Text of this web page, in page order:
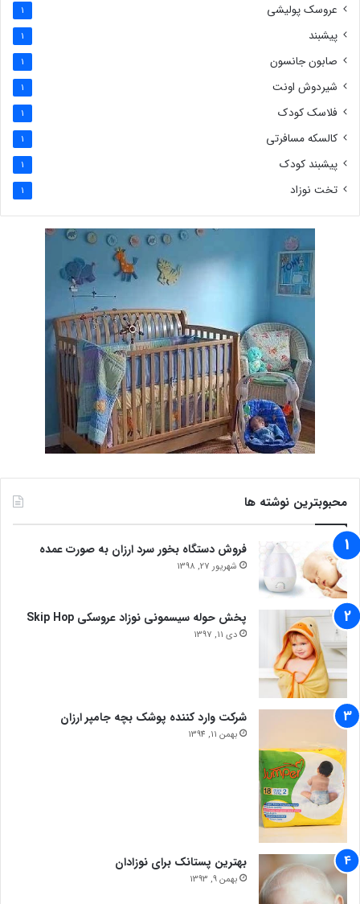
عروسک پولیشی 1
پیشبند 1
صابون جانسون 1
شیردوش اونت 1
فلاسک کودک 1
کالسکه مسافرتی 1
پیشبند کودک 1
تخت نوزاد 1
محبوبترین نوشته ها
فروش دستگاه بخور سرد ارزان به صورت عمده
شهریور 27, 1398
پخش حوله سیسمونی نوزاد عروسکی Skip Hop
دی 11, 1397
شرکت وارد کننده پوشک بچه جامپر ارزان
بهمن 11, 1394
بهترین پستانک برای نوزادان
بهمن 9, 1393